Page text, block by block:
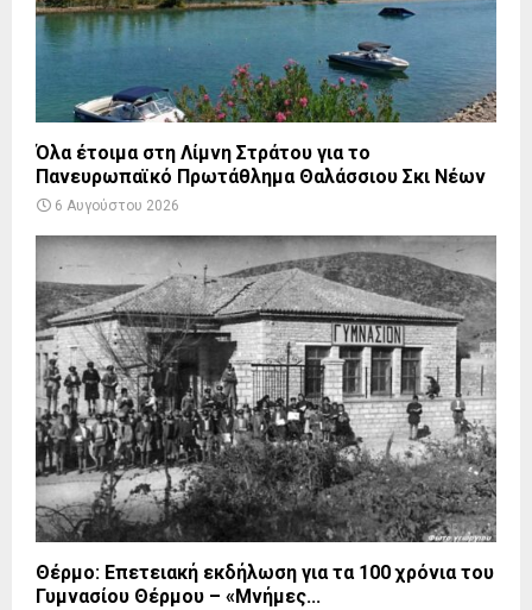
Όλα έτοιμα στη Λίμνη Στράτου για το
Πανευρωπαϊκό Πρωτάθλημα Θαλάσσιου Σκι Νέων
6 Αυγούστου 2026
Θέρμο: Επετειακή εκδήλωση για τα 100 χρόνια του
Γυμνασίου Θέρμου – «Μνήμες...